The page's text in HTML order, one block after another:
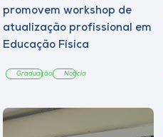
promovem workshop de
atualização profissional em
Educação Física
Graduação Notícia